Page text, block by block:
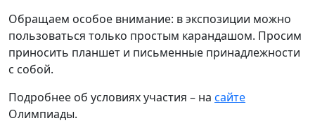
Обращаем особое внимание: в экспозиции можно
пользоваться только простым карандашом. Просим
приносить планшет и письменные принадлежности
с собой.
Подробнее об условиях участия – на сайте
Олимпиады.